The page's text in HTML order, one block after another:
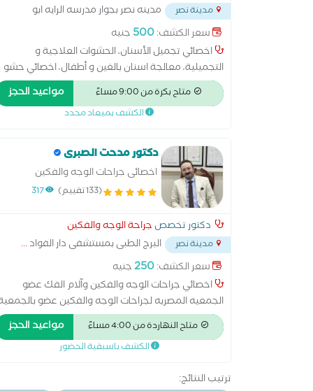
مدينة نصر
مدينه نصر بجوار مدرسه الرايه ابو
داود الظاهري اشاره الوزير ... سعر الكشف:500 جنيه
اخصائي تجميل الأسنان، الحشوات العلاجية و
التجميلية، معالجة اسنان بالغين و أطفال، اخصائي حشو
علاج الجذور و الأعصاب و تركيبات الأسنان، وعلاج اللثة
(مع نخبة من افضل الاطباء زراعة الاسنان و تقويم
متاح بكرة من 9:00 مساءً مواعيد الحجز
الكشف بميعاد محدد
دكتور مدحت الصبرى
اخصائى جراحات الوجه والفكين
(133 تقييم) 317
دكتور تخصص جراحة الوجه والفكين
مدينة نصر البرج الطبى بمستشفى دار الفواد...
سعر الكشف:250جنيه
اخصائي جراحات الوجه والفكين وآلام الفك عضو
الجمعيه المصريه لجراحات الوجه والفكين عضو
الجراحين الملكيه بلندن بالمركز الطبى العالمى للقوات
المسلحه سابقا ب مستشفى الجنزورى مستشفى الدره
متاح النهاردة من 4:00 مساءً مواعيد الحجز
الكشف باسبقية الحضور
ترتيب النتائج: